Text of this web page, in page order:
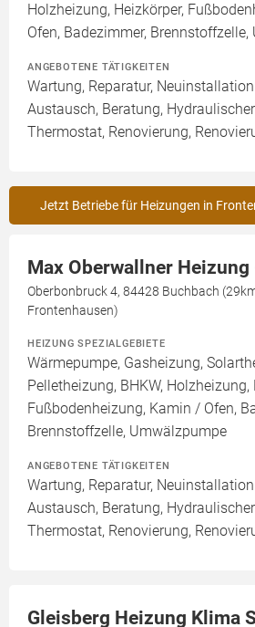
Holzheizung, Heizkörper,
Ofen, Badezimmer,
ANGEBOTENE TÄTIGKEITEN
Wartung, Reparatur,
Austausch, Beratung,
Thermostat, Renovierung,
Jetzt Betriebe für Heizungen in
Max Oberwallner Heizung
Oberbonbruck 4, 84428 Buchbach
Frontenhausen)
HEIZUNG SPEZIALGEBIETE
Wärmepumpe, Gasheizung,
Pelletheizung, BHKW, Holzheizung,
Fußbodenheizung, Kamin / Ofen,
Brennstoffzelle, Umwälzpumpe
ANGEBOTENE TÄTIGKEITEN
Wartung, Reparatur,
Austausch, Beratung,
Thermostat, Renovierung,
Gleisberg Heizung Klima